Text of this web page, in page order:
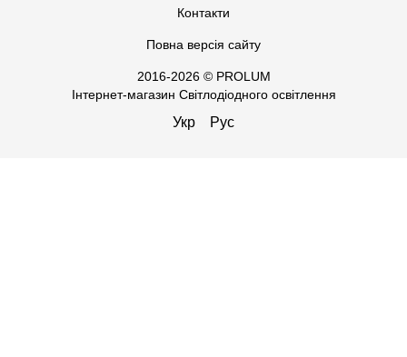
Контакти
Повна версія сайту
2016-2026 © PROLUM
Інтернет-магазин Світлодіодного освітлення
Укр Рус